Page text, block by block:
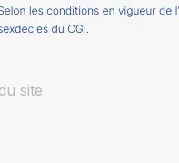
site